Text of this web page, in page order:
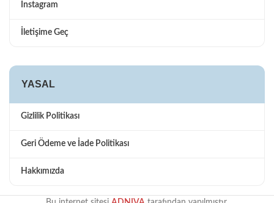
Instagram
İletişime Geç
YASAL
Gizlilik Politikası
Geri Ödeme ve İade Politikası
Hakkımızda